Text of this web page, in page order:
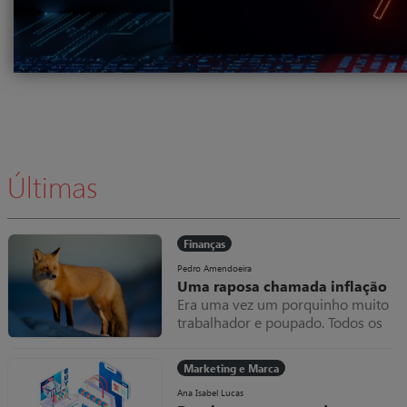
Últimas
Finanças
Pedro Amendoeira
Uma raposa chamada inflação
Era uma vez um porquinho muito
trabalhador e poupado. Todos os
ganhava dentro do seu colchão,
que cada vez ficava mais grosso.
Uma raposa chamada inflação
Marketing e Marca
Ana Isabel Lucas